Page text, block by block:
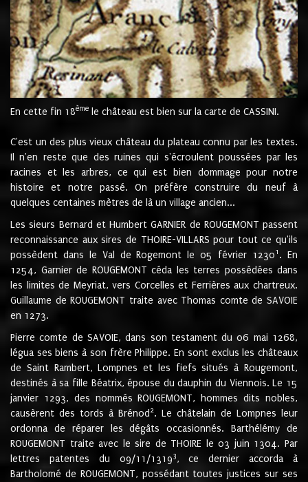
En cette fin 18ème le château est bien sur la carte de CASSINI.
C'est un des plus vieux château du plateau connu par les textes.
Il n'en reste que des ruines qui s'écroulent poussées par les
racines et les arbres, ce qui est bien dommage pour notre
histoire et notre passé. On préfère construire du neuf à
quelques centaines mètres de là un village ancien...
Les sieurs Bernard et Humbert GARNIER de ROUGEMONT passent
reconnaissance aux sires de THOIRE-VILLARS pour tout ce qu'ils
possèdent dans le Val de Rogemont le 05 février 12301 . En
1254, Garnier de ROUGEMONT céda les terres possédées dans
les limites de Meyriat, vers Corcelles et Ferrières aux chartreux.
Guillaume de ROUGEMONT traite avec Thomas comte de SAVOIE
en 1273.
Pierre comte de SAVOIE, dans son testament du 06 mai 1268,
légua ses biens à son frère Philippe. En sont exclus les châteaux
de Saint Rambert, Lompnes et les fiefs situés à Rougemont,
destinés à sa fille Béatrix, épouse du dauphin du Viennois. Le 15
janvier 1293, des nommés ROUGEMONT, hommes dits nobles,
causèrent des tords à Brénod 2. Le châtelain de Lompnes leur
ordonna de réparer les dégâts occasionnés. Barthélémy de
ROUGEMONT traite avec le sire de THOIRE le 03 juin 1304. Par
lettres patentes du 09/11/13193, ce dernier accorda à
Bartholomé de ROUGEMONT, possédant toutes justices sur ses